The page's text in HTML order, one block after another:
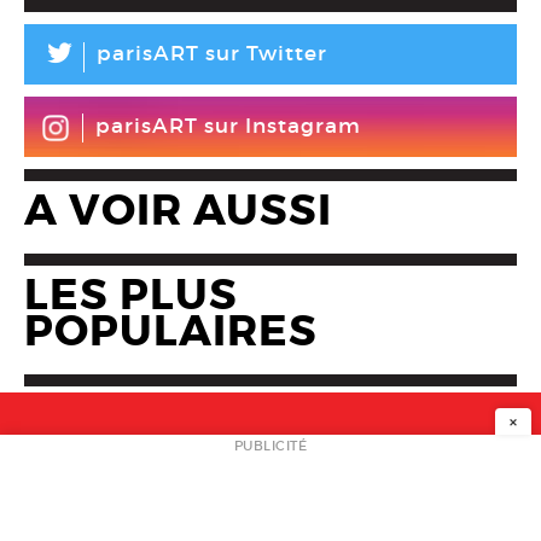
L parisART sur Twitter
parisART sur Instagram
A VOIR AUSSI
LES PLUS
POPULAIRES
NEWSLETTER
×
PUBLICITÉ